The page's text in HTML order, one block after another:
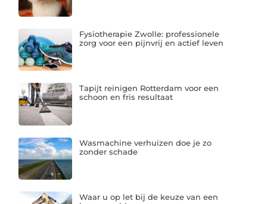
Fysiotherapie Zwolle: professionele
zorg voor een pijnvrij en actief leven
Tapijt reinigen Rotterdam voor een
schoon en fris resultaat
Wasmachine verhuizen doe je zo
zonder schade
Waar u op let bij de keuze van een